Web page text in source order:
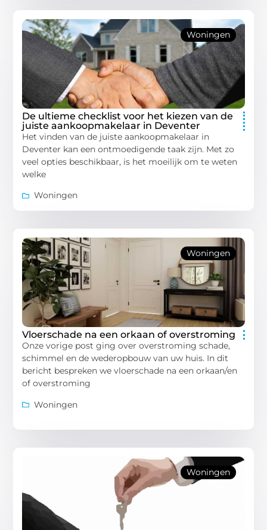
Woningen
De ultieme checklist voor het kiezen van de
juiste aankoopmakelaar in Deventer
Het vinden van de juiste aankoopmakelaar in
Deventer kan een ontmoedigende taak zijn. Met zo
veel opties beschikbaar, is het moeilijk om te weten
welke
Woningen
Woningen
Vloerschade na een orkaan of overstroming
Onze vorige post ging over overstroming schade,
schimmel en de wederopbouw van uw huis. In dit
bericht bespreken we vloerschade na een orkaan/en
of overstroming
Woningen
Woningen